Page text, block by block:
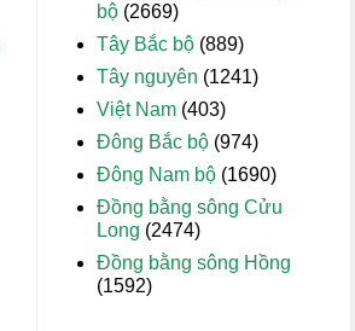
bộ (2669)
Tây Bắc bộ (889)
Tây nguyên (1241)
Việt Nam (403)
Đông Bắc bộ (974)
Đông Nam bộ (1690)
Đồng bằng sông Cửu
Long (2474)
Đồng bằng sông Hồng
(1592)